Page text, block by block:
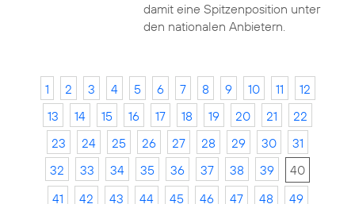
damit eine Spitzenposition unter
den nationalen Anbietern.
1 2 3 4 5 6 7 8 9 10 11
12
13
14 15 16 17 18 19 20 21
22
23
24 25 26 27 28 29 30
31
32
33 34 35 36 37 38 39
40
41
42 43 44 45 46 47 48 49